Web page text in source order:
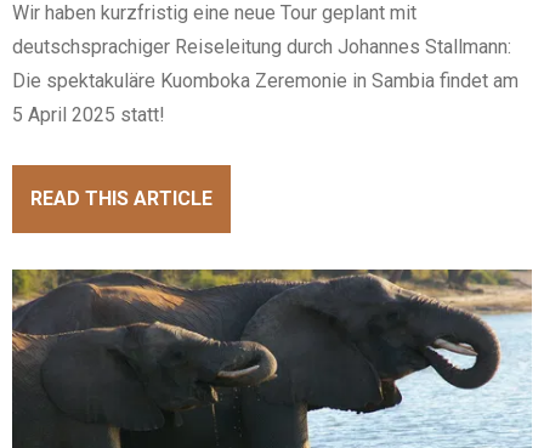
Wir haben kurzfristig eine neue Tour geplant mit
deutschsprachiger Reiseleitung durch Johannes Stallmann:
Die spektakuläre Kuomboka Zeremonie in Sambia findet am
5 April 2025 statt!
READ THIS ARTICLE